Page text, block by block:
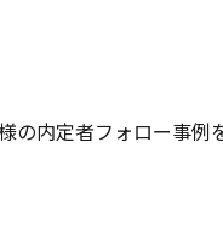
の内定者フォロー事例